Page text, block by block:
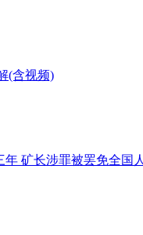
(含视频)
矿长涉罪被罢免全国